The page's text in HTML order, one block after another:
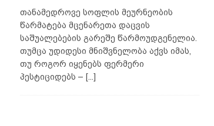
თანამედროვე სოფლის მეურნეობის
წარმატება მცენარეთა დაცვის
საშუალებების გარეშე წარმოუდგენელია.
თუმცა უდიდესი მნიშვნელობა აქვს იმას,
თუ როგორ იყენებს ფერმერი
პესტიციდებს – [...]